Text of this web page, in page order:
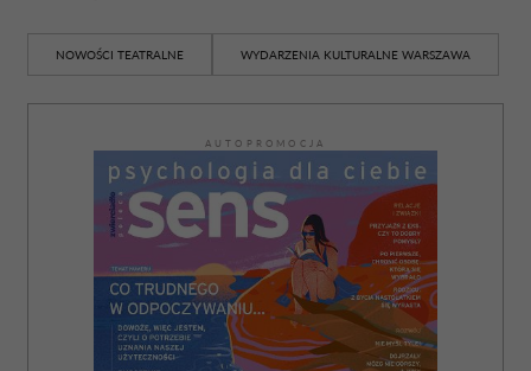
NOWOŚCI TEATRALNE WYDARZENIA KULTURALNE WARSZAWA
AUTOPROMOCJA